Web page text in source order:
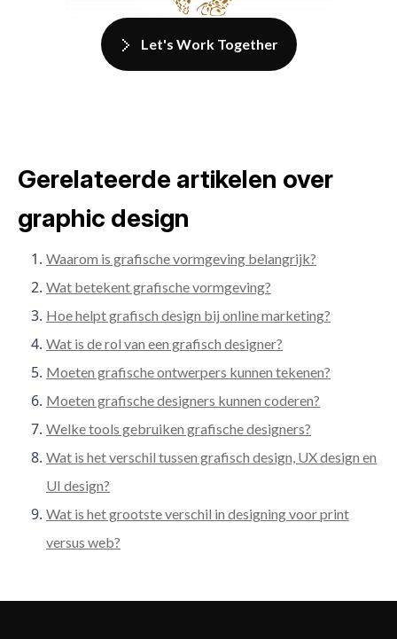
Let's Work Together
Gerelateerde artikelen over
graphic design
Waarom is grafische vormgeving belangrijk?
Wat betekent grafische vormgeving?
Hoe helpt grafisch design bij online marketing?
Wat is de rol van een grafisch designer?
Moeten grafische ontwerpers kunnen tekenen?
Moeten grafische designers kunnen coderen?
Welke tools gebruiken grafische designers?
Wat is het verschil tussen grafisch design, UX design en
UI design?
Wat is het grootste verschil in designing voor print
versus web?